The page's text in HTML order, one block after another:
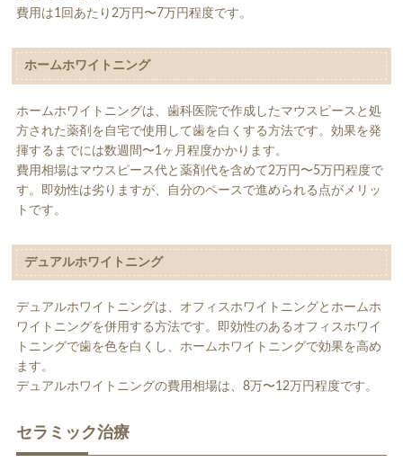
費用は1回あたり2万円〜7万円程度です。
ホームホワイトニング
ホームホワイトニングは、歯科医院で作成したマウスピースと処
方された薬剤を自宅で使用して歯を白くする方法です。効果を発
揮するまでには数週間〜1ヶ月程度かかります。
費用相場はマウスピース代と薬剤代を含めて2万円〜5万円程度で
す。即効性は劣りますが、自分のペースで進められる点がメリッ
トです。
デュアルホワイトニング
デュアルホワイトニングは、オフィスホワイトニングとホームホ
ワイトニングを併用する方法です。即効性のあるオフィスホワイ
トニングで歯を色を白くし、ホームホワイトニングで効果を高め
ます。
デュアルホワイトニングの費用相場は、8万〜12万円程度です。
セラミック治療